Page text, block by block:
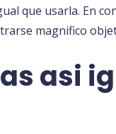
que usarla. En
magnifico
asi